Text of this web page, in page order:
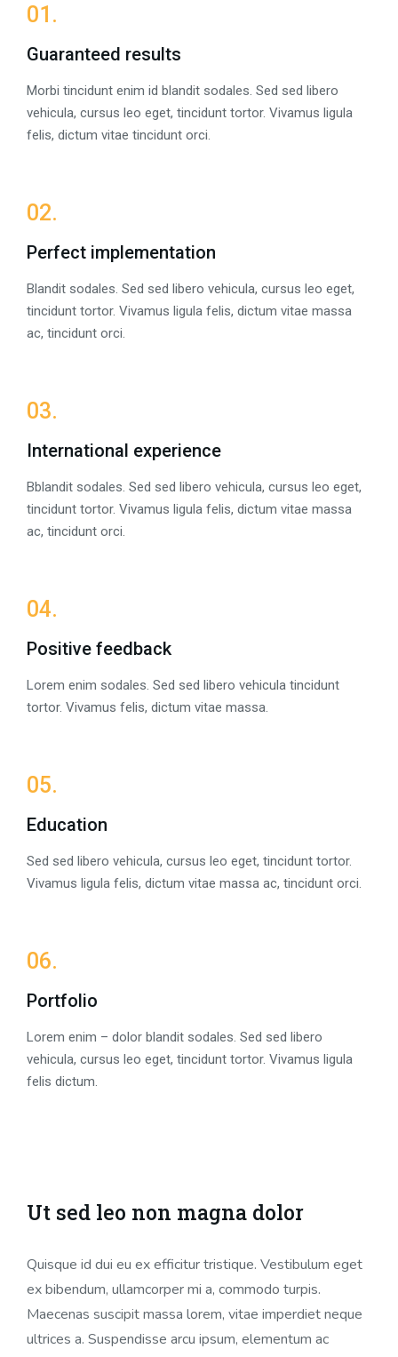
01.
Guaranteed results
Morbi tincidunt enim id blandit sodales. Sed sed libero
vehicula, cursus leo eget, tincidunt tortor. Vivamus ligula
felis, dictum vitae tincidunt orci.
02.
Perfect implementation
Blandit sodales. Sed sed libero vehicula, cursus leo eget,
tincidunt tortor. Vivamus ligula felis, dictum vitae massa
ac, tincidunt orci.
03.
International experience
Bblandit sodales. Sed sed libero vehicula, cursus leo eget,
tincidunt tortor. Vivamus ligula felis, dictum vitae massa
ac, tincidunt orci.
04.
Positive feedback
Lorem enim sodales. Sed sed libero vehicula tincidunt
tortor. Vivamus felis, dictum vitae massa.
05.
Education
Sed sed libero vehicula, cursus leo eget, tincidunt tortor.
Vivamus ligula felis, dictum vitae massa ac, tincidunt orci.
06.
Portfolio
Lorem enim – dolor blandit sodales. Sed sed libero
vehicula, cursus leo eget, tincidunt tortor. Vivamus ligula
felis dictum.
Ut sed leo non magna dolor
Quisque id dui eu ex efficitur tristique. Vestibulum eget
ex bibendum, ullamcorper mi a, commodo turpis.
Maecenas suscipit massa lorem, vitae imperdiet neque
ultrices a. Suspendisse arcu ipsum, elementum ac